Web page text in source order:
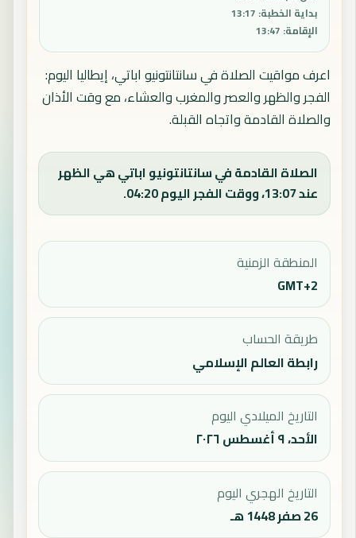
بداية الخطبة:
13:17
الإقامة:
13:47
اعرف مواقيت الصلاة في سانتانتونيو اباتي، إيطاليا اليوم:
الفجر والظهر والعصر والمغرب والعشاء، مع وقت الأذان
والصلاة القادمة واتجاه القبلة.
الصلاة القادمة في سانتانتونيو اباتي هي الظهر
عند 13:07، ووقت الفجر اليوم 04:20.
المنطقة الزمنية
GMT+2
طريقة الحساب
رابطة العالم الإسلامي
التاريخ الميلادي اليوم
الأحد، ٩ أغسطس ٢٠٢٦
التاريخ الهجري اليوم
26 صفر 1448 هـ